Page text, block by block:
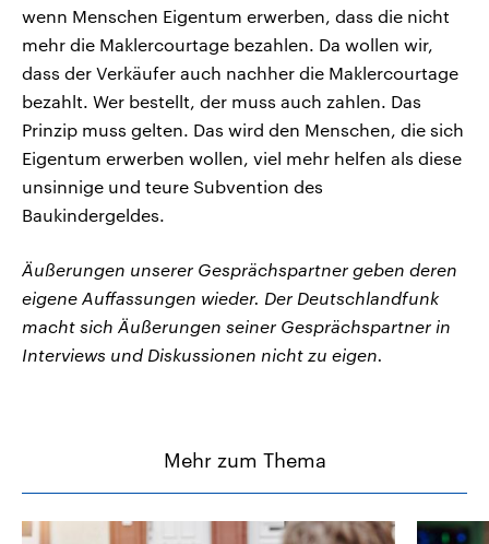
wenn Menschen Eigentum erwerben, dass die nicht
mehr die Maklercourtage bezahlen. Da wollen wir,
dass der Verkäufer auch nachher die Maklercourtage
bezahlt. Wer bestellt, der muss auch zahlen. Das
Prinzip muss gelten. Das wird den Menschen, die sich
Eigentum erwerben wollen, viel mehr helfen als diese
unsinnige und teure Subvention des
Baukindergeldes.
Äußerungen unserer Gesprächspartner geben deren
eigene Auffassungen wieder. Der Deutschlandfunk
macht sich Äußerungen seiner Gesprächspartner in
Interviews und Diskussionen nicht zu eigen.
Mehr zum Thema